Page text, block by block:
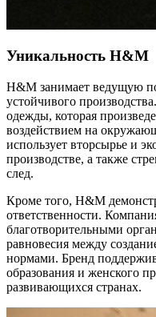
Уникальность H&M
H&M занимает ведущую
устойчивого
одежды, которая
воздействием на
использует вторсырье и
производстве, а также
след.
Кроме того, H&M
ответственности.
благотворительными
равновесия между
нормами. Бренд
образования и женского
развивающихся странах.